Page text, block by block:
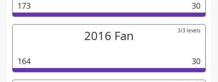
173 30
2016 Fan 3/3 levels
164 30